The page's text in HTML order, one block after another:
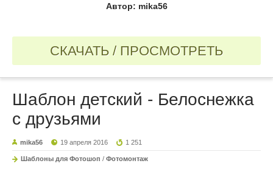
Автор: mika56
СКАЧАТЬ / ПРОСМОТРЕТЬ
Шаблон детский - Белоснежка
с друзьями
mika56 19 апреля 2016 1 251
Шаблоны для Фотошоп / Фотомонтаж